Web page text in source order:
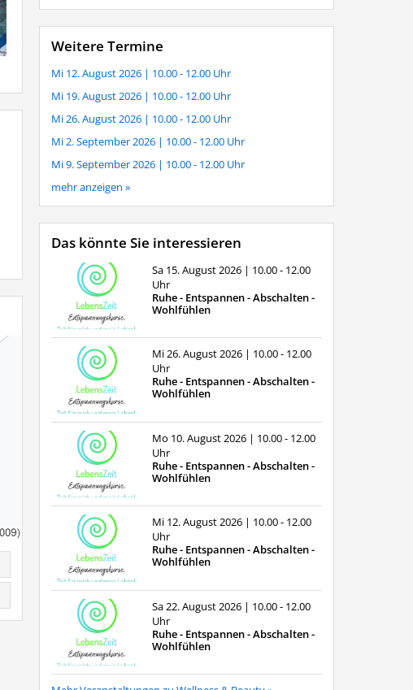
Weitere Termine
Mi 12. August 2026 | 10.00 - 12.00 Uhr
Mi 19. August 2026 | 10.00 - 12.00 Uhr
Mi 26. August 2026 | 10.00 - 12.00 Uhr
Mi 2. September 2026 | 10.00 - 12.00 Uhr
Mi 9. September 2026 | 10.00 - 12.00 Uhr
mehr anzeigen »
Das könnte Sie interessieren
Sa 15. August 2026 | 10.00 - 12.00
Uhr
Ruhe - Entspannen - Abschalten -
Wohlfühlen
Mi 26. August 2026 | 10.00 - 12.00
Uhr
Ruhe - Entspannen - Abschalten -
Wohlfühlen
Mo 10. August 2026 | 10.00 - 12.00
Uhr
Ruhe - Entspannen - Abschalten -
Wohlfühlen
Mi 12. August 2026 | 10.00 - 12.00
Uhr
Ruhe - Entspannen - Abschalten -
Wohlfühlen
Sa 22. August 2026 | 10.00 - 12.00
Uhr
Ruhe - Entspannen - Abschalten -
Wohlfühlen